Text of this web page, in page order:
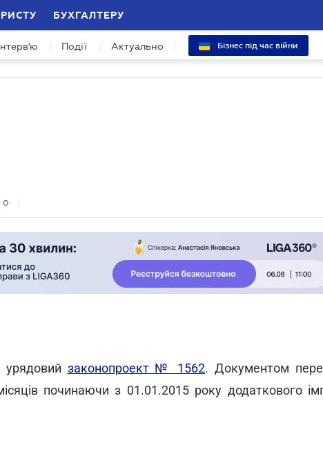
БУХГАЛТЕРУ
Події Актуально Бізнес під час війни
0
урядовий законопроект № 1562. Документом
починаючи з 01.01.2015 року додаткового